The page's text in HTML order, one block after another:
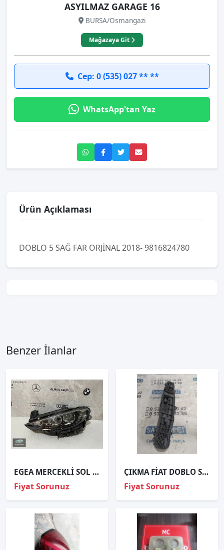
ASYILMAZ GARAGE 16
BURSA/Osmangazi
Mağazaya Git
Cep: 0 (535) 027 ** **
WhatsApp'tan Yaz
Ürün Açıklaması
DOBLO 5 SAĞ FAR ORJİNAL 2018- 9816824780
Benzer İlanlar
EGEA MERCEKLİ SOL FAR
Fiyat Sorunuz
ÇIKMA FİAT DOBLO SOL ARKA STOP DUYU 2015-2022
Fiyat Sorunuz